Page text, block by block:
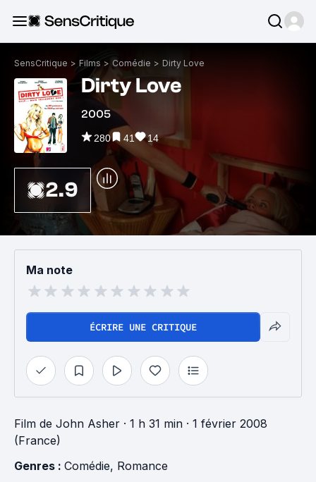
SensCritique > Films > Comédie > Dirty Love
Dirty Love
2005
280 41 14
2.9
Ma note
ÉCRIRE UNE CRITIQUE
Film de John Asher · 1 h 31 min · 1 février 2008
(France)
Genres : Comédie, Romance